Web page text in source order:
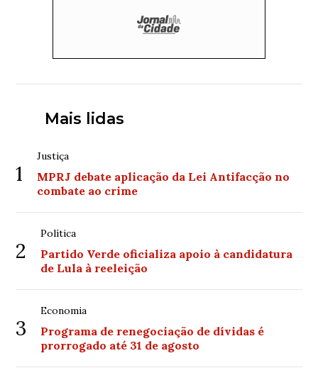
Mais lidas
1
Justiça
MPRJ debate aplicação da Lei Antifacção no
combate ao crime
2
Política
Partido Verde oficializa apoio à candidatura
de Lula à reeleição
3
Economia
Programa de renegociação de dívidas é
prorrogado até 31 de agosto